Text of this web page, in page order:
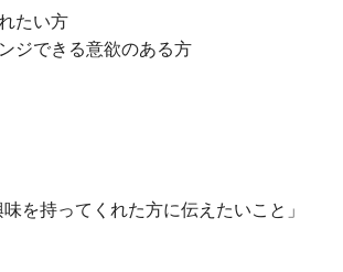
たい方
ジできる意欲のある方
を持ってくれた方に伝えたいこと」